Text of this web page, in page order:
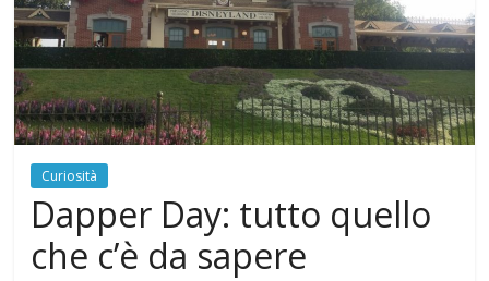
Curiosità
Dapper Day: tutto quello
che c’è da sapere